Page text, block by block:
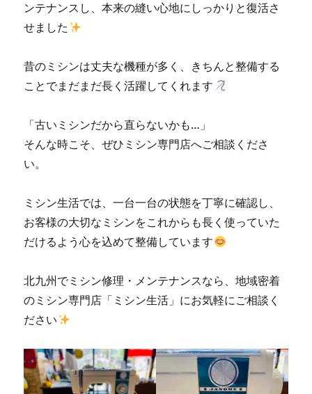
「ミ
生
活」
に
ンテナンスし、本来の縫い心地にしっかりと復活さ
せました
昔のミシンは丈夫な機種が多く、きちんと整備する
ことでまだまだ長く活躍してくれます
「古いミシンだから直らないかも…」
そんな時こそ、ぜひミシン専門店へご相談くださ
い。
ミシン生活では、一台一台の状態を丁寧に確認し、
お客様の大切なミシンをこれからも長く使っていた
だけるよう心を込めて整備しています
北九州でミシン修理・メンテナンスなら、地域密着
のミシン専門店「ミシン生活」にお気軽にご相談く
ださい